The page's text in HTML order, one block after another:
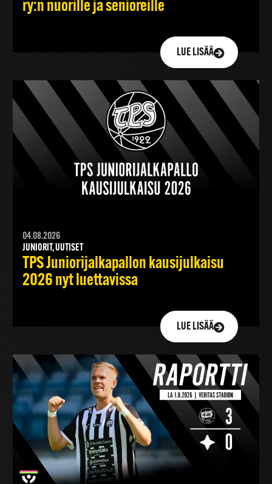
ry:n nuorille ja senioreille
LUE LISÄÄ
04.08.2026
JUNIORIT, UUTISET
TPS Juniorijalkapallon kausijulkaisu
2026 nyt luettavissa
LUE LISÄÄ